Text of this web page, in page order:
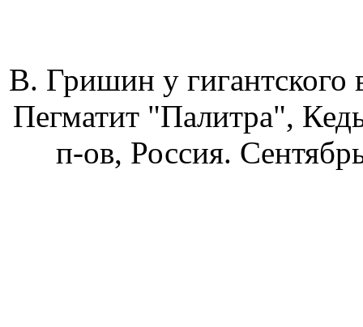
В. Гришин у гигантского
Пегматит "Палитра",
п-ов, Россия.